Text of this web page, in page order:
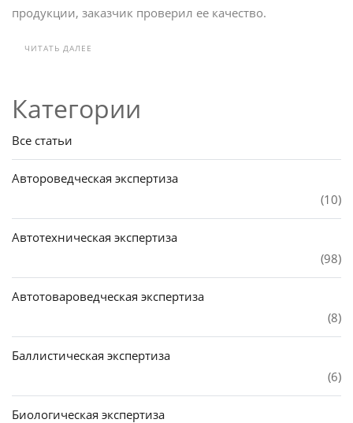
продукции, заказчик проверил ее качество.
ЧИТАТЬ ДАЛЕЕ
Категории
Все статьи
Автороведческая экспертиза
(10)
Автотехническая экспертиза
(98)
Автотовароведческая экспертиза
(8)
Баллистическая экспертиза
(6)
Биологическая экспертиза